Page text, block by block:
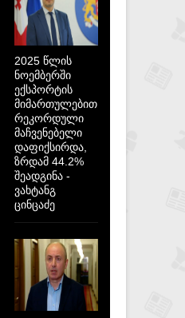
2025 წლის
ნოემბერში
ექსპორტის
მიმართულებით
რეკორდული
მაჩვენებელი
დაფიქსირდა,
ზრდამ 44.2%
შეადგინა -
ვახტანგ
ცინცაძე